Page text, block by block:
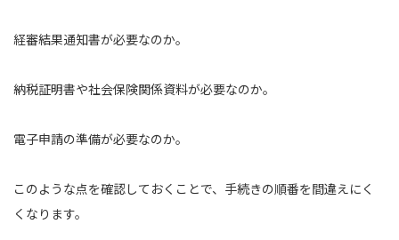
経審結果通知書が必要なのか。
納税証明書や社会保険関係資料が必要なのか。
電子申請の準備が必要なのか。
このような点を確認しておくことで、手続きの順番を間違えにく
くなります。